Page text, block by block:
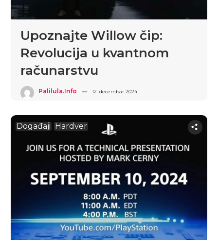
Upoznajte Willow čip:
Revolucija u kvantnom
računarstvu
Palilula.info 12. decembar 2024.
Događaji Hardver